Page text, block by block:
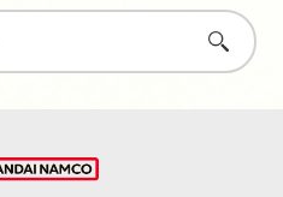
さがす